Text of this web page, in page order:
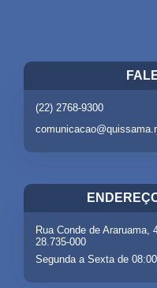
(22) 2768-9300
Rua Conde de Araruama,
28.735-000
Segunda a Sexta de